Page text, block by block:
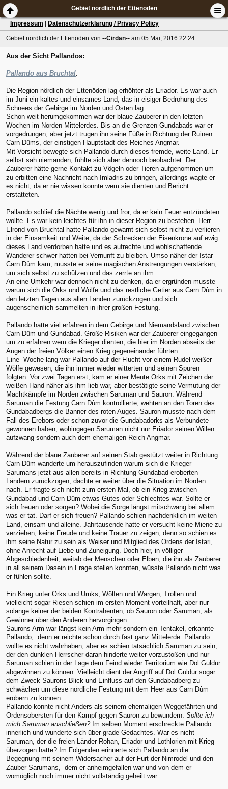
Gebiet nördlich der Ettenöden
Impressum Datenschutzerklärung / Privacy Policy
Gebiet nördlich der Ettenöden von --Cirdan-- am 05 Mai, 2016 22:24
Aus der Sicht Pallandos:
Pallando aus Bruchtal.
Die Region nördlich der Ettenöden lag erhöhter als Eriador. Es war auch
im Juni ein kaltes und einsames Land, das in eisiger Bedrohung des
Schnees der Gebirge im Norden und Osten lag.
Schon weit herumgekommen war der blaue Zauberer in den letzten
Wochen im Norden Mittelerdes. Bis an die Grenzen Gundabads war er
vorgedrungen, aber jetzt trugen ihn seine Füße in Richtung der Ruinen
Carn Dûms, der einstigen Hauptstadt des Reiches Angmar.
Mit Vorsicht bewegte sich Pallando durch dieses fremde, weite Land. Er
selbst sah niemanden, fühlte sich aber dennoch beobachtet. Der
Zauberer hätte gerne Kontakt zu Vögeln oder Tieren aufgenommen um
zu erbitten eine Nachricht nach Imladris zu bringen, allerdings wagte er
es nicht, da er nie wissen konnte wem sie dienten und Bericht
erstatteten.
Pallando schlief die Nächte wenig und fror, da er kein Feuer entzündeten
wollte. Es war kein leichtes für ihn in dieser Region zu bestehen. Herr
Elrond von Bruchtal hatte Pallando gewarnt sich selbst nicht zu verlieren
in der Einsamkeit und Weite, da der Schrecken der Eisenkrone auf ewig
dieses Land verdorben hatte und es aufrechte und wohlschaffende
Wanderer schwer hatten bei Vernunft zu bleiben. Umso näher der Istar
Carn Dûm kam, musste er seine magischen Anstrengungen verstärken,
um sich selbst zu schützen und das zerrte an ihm.
An eine Umkehr war dennoch nicht zu denken, da er ergründen musste
warum sich die Orks und Wölfe und das restliche Getier aus Carn Dûm in
den letzten Tagen aus allen Landen zurückzogen und sich
augenscheinlich sammelten in ihrer großen Festung.
Pallando hatte viel erfahren in dem Gebirge und Niemandsland zwischen
Carn Dûm und Gundabad. Große Risiken war der Zauberer eingegangen
um zu erfahren wem die Krieger dienten, die hier im Norden abseits der
Augen der freien Völker einen Krieg gegeneinander führten.
Eine Woche lang war Pallando auf der Flucht vor einem Rudel weißer
Wölfe gewesen, die ihn immer wieder witterten und seinen Spuren
folgten. Vor zwei Tagen erst, kam er einer Meute Orks mit Zeichen der
weißen Hand näher als ihm lieb war, aber bestätigte seine Vermutung der
Machtkämpfe im Norden zwischen Saruman und Sauron. Während
Saruman die Festung Carn Dûm kontrollierte, wehten an den Toren des
Gundabadbergs die Banner des roten Auges. Sauron musste nach dem
Fall des Erebors oder schon zuvor die Gundabadorks als Verbündete
gewonnen haben, wohingegen Saruman nicht nur Eriador seinen Willen
aufzwang sondern auch dem ehemaligen Reich Angmar.
Während der blaue Zauberer auf seinen Stab gestützt weiter in Richtung
Carn Dûm wanderte um herauszufinden warum sich die Krieger
Sarumans jetzt aus allen bereits in Richtung Gundabad eroberten
Ländern zurückzogen, dachte er weiter über die Situation im Norden
nach. Er fragte sich nicht zum ersten Mal, ob ein Krieg zwischen
Gundabad und Carn Dûm etwas Gutes oder Schlechtes war. Sollte er
sich freuen oder sorgen? Wobei die Sorge längst mitschwang bei allem
was er tat. Darf er sich freuen? Pallando schien nachdenklich im weiten
Land, einsam und alleine. Jahrtausende hatte er versucht keine Miene zu
verziehen, keine Freude und keine Trauer zu zeigen, denn so schien es
ihm seine Natur zu sein als Weiser und Mitglied des Ordens der Istari,
ohne Anrecht auf Liebe und Zuneigung. Doch hier, in völliger
Abgeschiedenheit, weitab der Menschen oder Elben, die ihn als Zauberer
in all seinem Dasein in Frage stellen konnten, wüsste Pallando nicht was
er fühlen sollte.
Ein Krieg unter Orks und Uruks, Wölfen und Wargen, Trollen und
vielleicht sogar Riesen schien im ersten Moment vorteilhaft, aber nur
solange keiner der beiden Kontrahenten, ob Sauron oder Saruman, als
Gewinner über den Anderen hervorgingen.
Saurons Arm war längst kein Arm mehr sondern ein Tentakel, erkannte
Pallando, denn er reichte schon durch fast ganz Mittelerde. Pallando
wollte es nicht wahrhaben, aber es schien tatsächlich Saruman zu sein,
der den dunklen Herrscher daran hinderte weiter vorzustoßen und nur
Saruman schien in der Lage dem Feind wieder Territorium wie Dol Guldur
abgewinnen zu können. Vielleicht dient der Angriff auf Dol Guldur sogar
dem Zweck Saurons Blick und Einfluss auf den Gundabadberg zu
schwächen um diese nördliche Festung mit dem Heer aus Carn Dûm
erobern zu können.
Pallando konnte nicht Anders als seinem ehemaligen Weggefährten und
Ordensobersten für den Kampf gegen Sauron zu bewundern. Sollte ich
mich Saruman anschließen?Im selben Moment erschreckte Pallando
innerlich und wunderte sich über grade Gedachtes. War es nicht
Saruman, der die freien Länder Rohan, Eriador und Lothlorien mit Krieg
überzogen hatte? Im Folgenden erinnerte sich Pallando an die
Begegnung mit seinem Widersacher auf der Furt der Nimrodel und den
Zauber Sarumans, dem er anheimgefallen war und von dem er
womöglich noch immer nicht vollständig geheilt war.